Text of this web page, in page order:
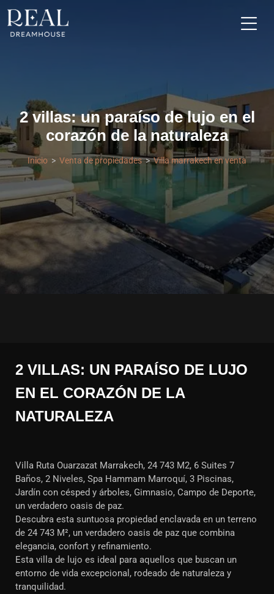
2 villas: un paraíso de lujo en el
corazón de la naturaleza
Inicio Venta de propiedades Villa marrakech en venta
2 VILLAS: UN PARAÍSO DE LUJO
EN EL CORAZÓN DE LA
NATURALEZA
Villa Ruta Ouarzazat Marrakech, 24 743 M2, 6 Suites 7
Baños, 2 Niveles, Spa Hammam Marroquí, 3 Piscinas,
Jardín con césped y árboles, Gimnasio, Campo de Deporte,
un verdadero oasis de paz.
Descubra esta suntuosa propiedad enclavada en un terreno
de 24 743 M², un verdadero oasis de paz que combina
elegancia, confort y refinamiento.
Esta villa de lujo es ideal para aquellos que buscan un
entorno de vida excepcional, rodeado de naturaleza y
tranquilidad.